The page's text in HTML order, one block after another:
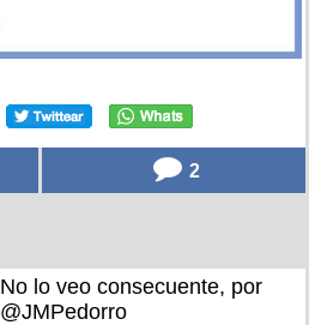
2
No lo veo consecuente, por
@JMPedorro